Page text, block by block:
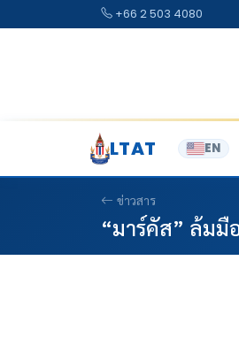
+66 2 503 4080
LTAT EN
ข่าวสาร
“มาร์คัส” ล้มมื